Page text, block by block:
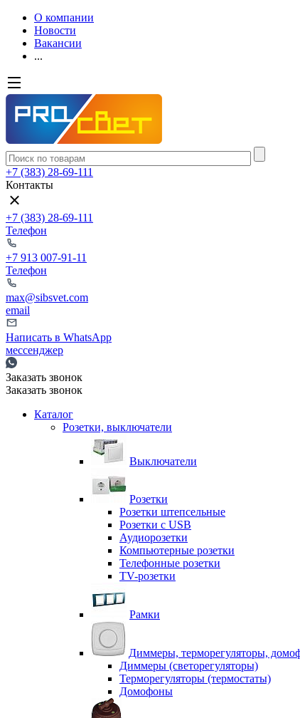
О компании
Новости
Вакансии
...
+7 (383) 28-69-111
Контакты
+7 (383) 28-69-111
Телефон
+7 913 007-91-11
Телефон
max@sibsvet.com
email
Написать в WhatsApp
мессенджер
Заказать звонок
Заказать звонок
Каталог
Розетки, выключатели
Выключатели
Розетки
Розетки штепсельные
Розетки с USB
Аудиорозетки
Компьютерные розетки
Телефонные розетки
TV-розетки
Рамки
Диммеры, терморегуляторы,
Диммеры (светорегуляторы)
Терморегуляторы (термостаты)
Домофоны